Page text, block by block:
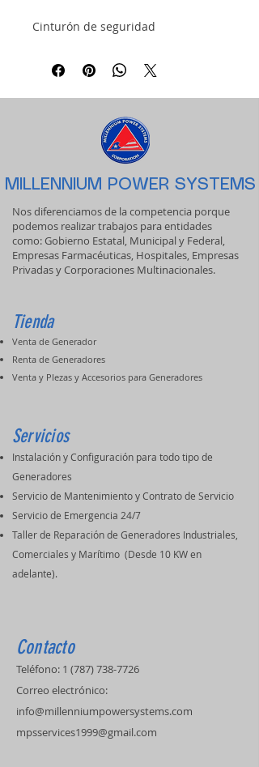
Cinturón de seguridad
MILLENNIUM POWER SYSTEMS
Nos diferenciamos de la competencia porque
podemos realizar trabajos para entidades
como: Gobierno Estatal, Municipal y Federal,
Empresas Farmacéuticas, Hospitales, Empresas
Privadas y Corporaciones Multinacionales.
Tienda
Venta de Generador
Renta de Generadores
Venta y PIezas y Accesorios para Generadores
Servicios
Instalación y Configuración para todo tipo de
Generadores
Servicio de Mantenimiento y Contrato de Servicio
Servicio de Emergencia 24/7
Taller de Reparación de Generadores Industriales,
Comerciales y Marítimo (Desde 10 KW en
adelante).
Contacto
Teléfono: 1 (787) 738-7726
Correo electrónico:
info@millenniumpowersystems.com
mpsservices1999@gmail.com